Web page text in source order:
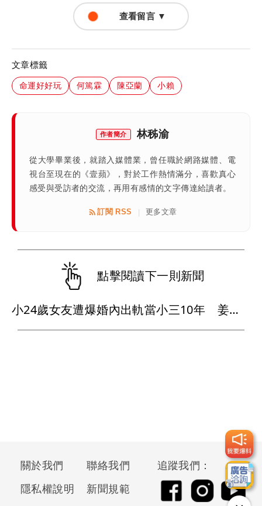
查看留言 ▼
文章標籤
命運好好玩 何篤霖 陳亞蘭 小賴
作者簡介 林秭渝
從大學畢業後，就踏入媒體業，曾任職於網路媒體、電
視台至現在的《壹蘋》，對於工作熱情滿分，喜歡真心
感受與受訪者的交流，再用有感情的文字傳達給讀者。
訂閱 RSS | 更多文章
點擊閱讀下一則新聞
小24歲女友遭爆婚內出軌當小三10年 姜厚任懶理反嗆爆料者「頭腦有問題」
關於我們
聯絡我們
隱私權說明
新聞規範
追蹤我們：